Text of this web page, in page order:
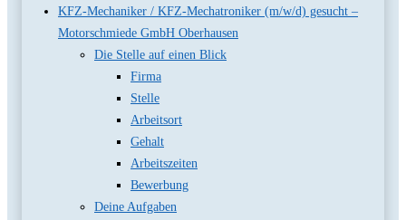
KFZ-Mechaniker / KFZ-Mechatroniker (m/w/d) gesucht –
Motorschmiede GmbH Oberhausen
Die Stelle auf einen Blick
Firma
Stelle
Arbeitsort
Gehalt
Arbeitszeiten
Bewerbung
Deine Aufgaben